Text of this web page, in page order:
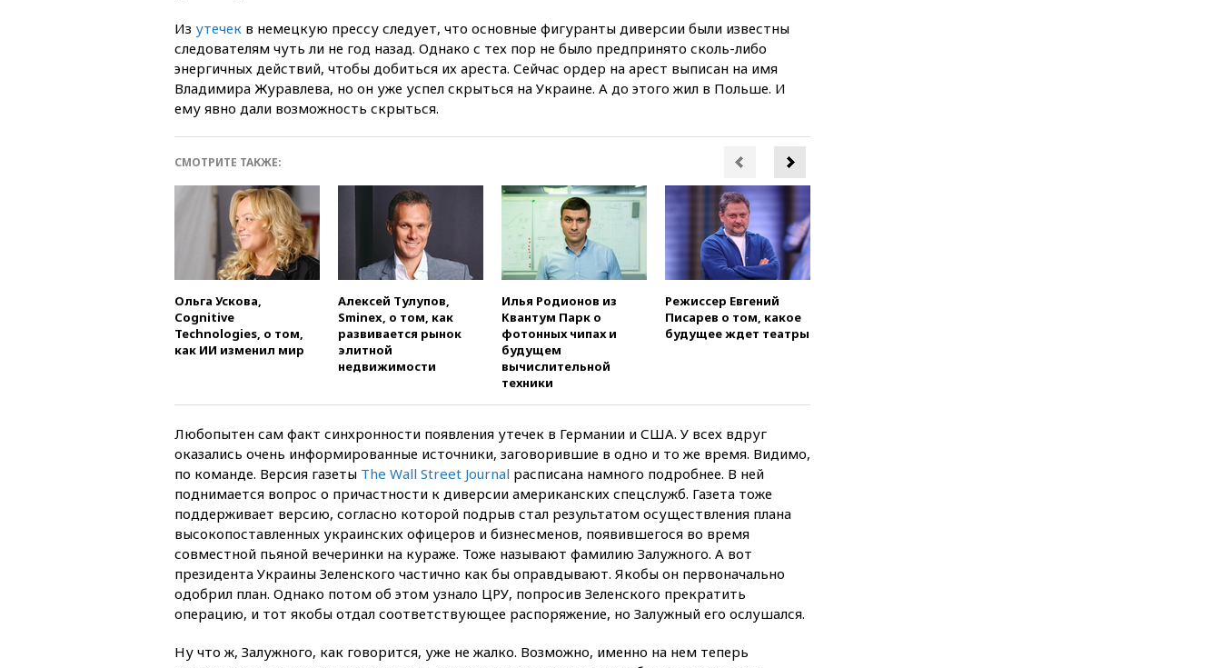
арестом Rolls-Royce блогера
Лерчек
11:07 При столкновении
катера и лодки под Самарой
погибли два человека
«Новороссия» восстановлено
Силы ПВО перехватили
за утро 85 БПЛА над
территорией РФ
Ильский НПЗ на Кубани
загорелся после падения
обломков дрона
девяти БПЛА, сбитых на
подлете к Москве
белорусов покупать избы в
07:30 Нигерия стала
крупнейшим поставщиком
авиатоплива в Европу
06:30США и Колумбия
обсуждают координацию
усилий против наркотрафика
05:30ВМС Испании усилили
присутствие в Сеуте на фоне
03:30 В Минстрое сравнили
Из утечек в немецкую прессу следует, что основные фигуранты диверсии были известны
следователям чуть ли не год назад. Однако с тех пор не было предпринято сколь-либо
энергичных действий, чтобы добиться их ареста. Сейчас ордер на арест выписан на имя
Владимира Журавлева, но он уже успел скрыться на Украине. А до этого жил в Польше. И
ему явно дали возможность скрыться.
СМОТРИТЕ ТАКЖЕ:
Ольга Ускова,
Cognitive
Technologies, о том,
как ИИ изменил мир
Алексей Тулупов,
Sminex, о том, как
развивается рынок
элитной
недвижимости
Илья Родионов из
Квантум Парк о
фотонных чипах и
будущем
вычислительной
техники
Режиссер Евгений
Писарев о том, какое
будущее ждет театры
Любопытен сам факт синхронности появления утечек в Германии и США. У всех вдруг
оказались очень информированные источники, заговорившие в одно и то же время. Видимо,
по команде. Версия газеты The Wall Street Journal расписана намного подробнее. В ней
поднимается вопрос о причастности к диверсии американских спецслужб. Газета тоже
поддерживает версию, согласно которой подрыв стал результатом осуществления плана
высокопоставленных украинских офицеров и бизнесменов, появившегося во время
совместной пьяной вечеринки на кураже. Тоже называют фамилию Залужного. А вот
президента Украины Зеленского частично как бы оправдывают. Якобы он первоначально
одобрил план. Однако потом об этом узнало ЦРУ, попросив Зеленского прекратить
операцию, и тот якобы отдал соответствующее распоряжение, но Залужный его ослушался.
Ну что ж, Залужного, как говорится, уже не жалко. Возможно, именно на нем теперь